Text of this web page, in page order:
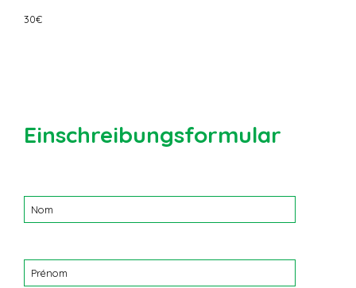
30€
Einschreibungsformular